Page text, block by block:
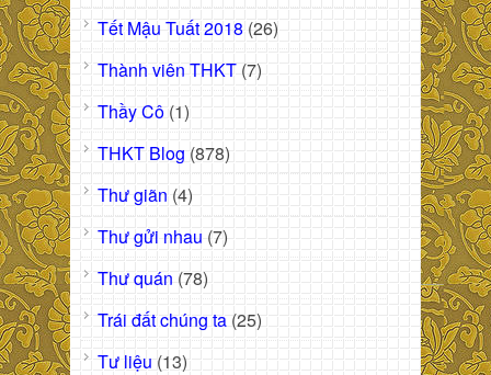
Tết Mậu Tuất 2018 (26)
Thành viên THKT (7)
Thầy Cô (1)
THKT Blog (878)
Thư giãn (4)
Thư gửi nhau (7)
Thư quán (78)
Trái đất chúng ta (25)
Tư liệu (13)